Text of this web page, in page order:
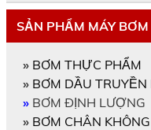
SẢN PHẨM MÁY BƠM
» BƠM THỰC PHẨM
» BƠM DẦU TRUYỀN
»BƠM ĐỊNH LƯỢNG
» BƠM CHÂN KHÔNG